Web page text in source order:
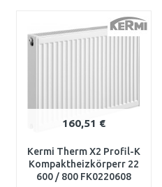
Vergleichen
160,51 €
Kermi Therm X2 Profil-K
Kompaktheizkörperr 22
600 / 800 FK0220608